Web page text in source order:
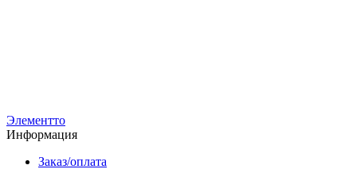
Элементто
Информация
Заказ/оплата